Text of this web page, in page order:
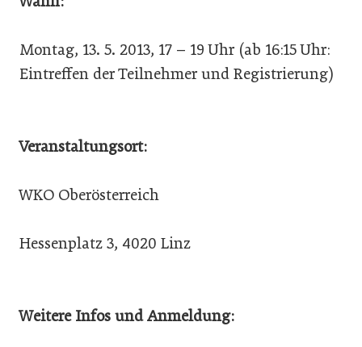
Montag, 13. 5. 2013, 17 – 19 Uhr (ab 16:15 Uhr:
Eintreffen der Teilnehmer und Registrierung)
Veranstaltungsort:
WKO Oberösterreich
Hessenplatz 3, 4020 Linz
Weitere Infos und Anmeldung: